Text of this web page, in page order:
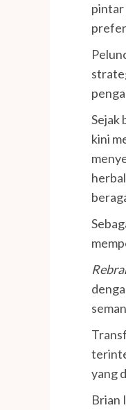
pintar
Sejak
kini
yang
Brian